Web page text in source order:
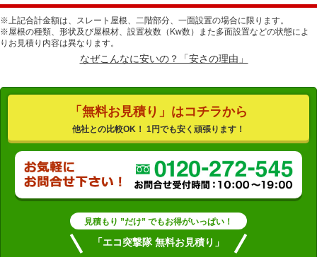
※上記合計金額は、スレート屋根、二階部分、一面設置の場合に限ります。
※屋根の種類、形状及び屋根材、設置枚数（Kw数）また多面設置などの状態によ
りお見積り内容は異なります。
なぜこんなに安いの？「安さの理由」
「無料お見積り」はコチラから
他社との比較OK！ 1円でも安く頑張ります！
見積もり ”だけ” でもお得がいっぱい！
「エコ突撃隊 無料お見積り」